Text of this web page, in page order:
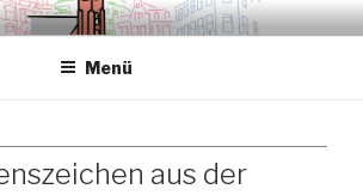
Menü
aus der